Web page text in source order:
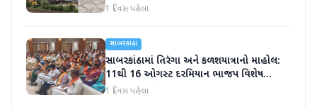
સફળતાપૂર્વક લોન્ચ
1 દિવસ પહેલા
સાબરકાંઠા
સાબરકાંઠામાં તિરંગા અને કળશયાત્રાનો માહોલ:
11થી 16 ઓગસ્ટ દરમિયાન ભાજપ વિશેષ
કાર્યક્રમો યોજશે
1 દિવસ પહેલા